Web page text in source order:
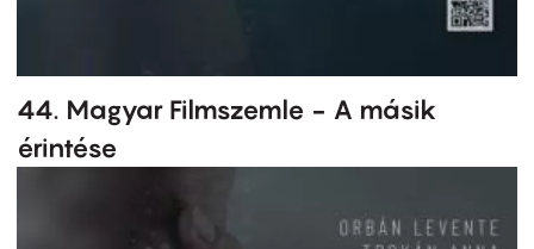
44. Magyar Filmszemle - A másik
érintése